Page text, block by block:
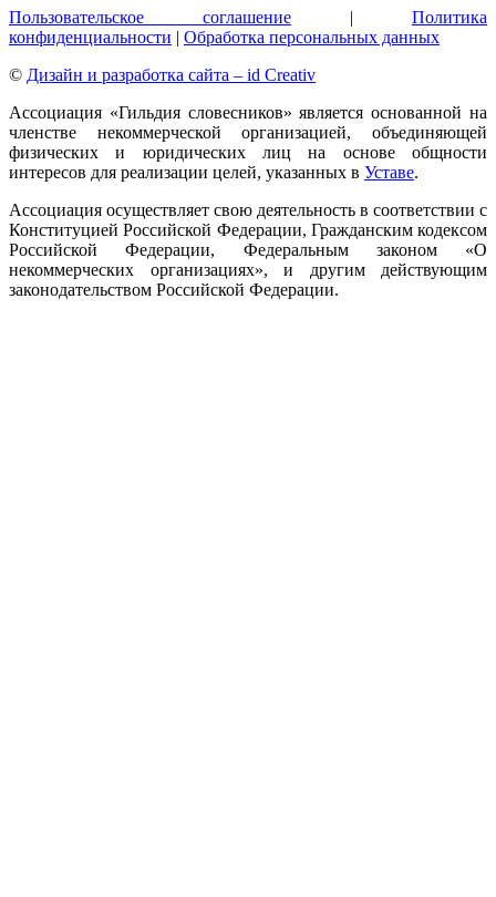
Пользовательское соглашение | Политика
конфиденциальности | Обработка персональных данных
© Дизайн и разработка сайта – id Creativ
Ассоциация «Гильдия словесников» является основанной на
членстве некоммерческой организацией, объединяющей
физических и юридических лиц на основе общности
интересов для реализации целей, указанных в Уставе.
Ассоциация осуществляет свою деятельность в соответствии с
Конституцией Российской Федерации, Гражданским кодексом
Российской Федерации, Федеральным законом «О
некоммерческих организациях», и другим действующим
законодательством Российской Федерации.